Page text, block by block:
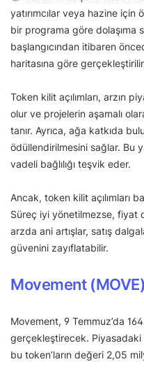
yatırımcılar veya hazine için
bir programa göre dolaşıma
başlangıcından itibaren
haritasına göre gerçekleştirilir
Token kilit açılımları, arzın
olur ve projelerin aşamalı
tanır. Ayrıca, ağa katkıda
ödüllendirilmesini sağlar. Bu
vadeli bağlılığı teşvik eder.
Ancak, token kilit açılımları
Süreç iyi yönetilmezse, fiyat
arzda ani artışlar, satış
güvenini zayıflatabilir.
Movement (MOVE)
Movement, 9 Temmuz’da
gerçekleştirecek. Piyasadaki
bu token’ların değeri 2,05